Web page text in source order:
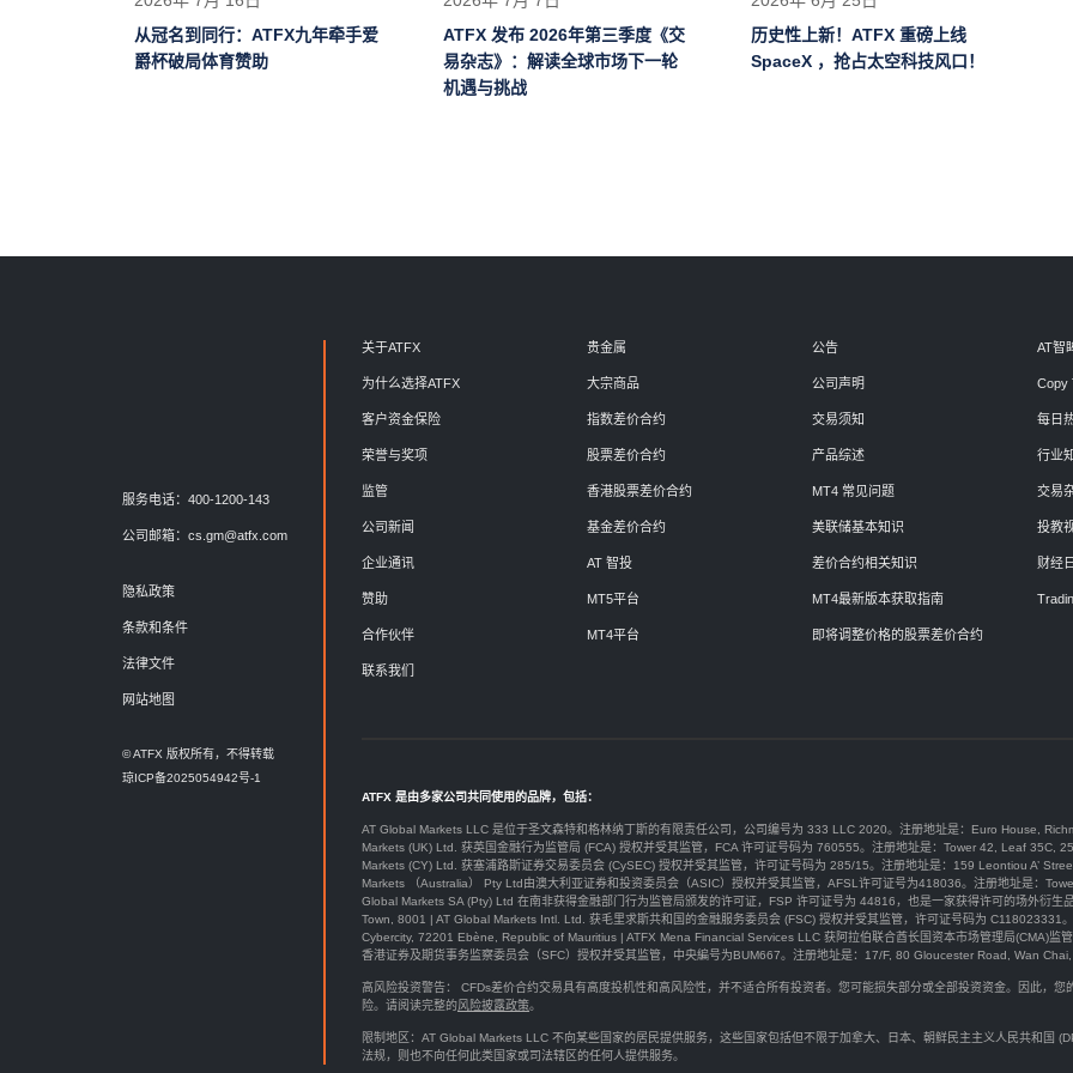
从冠名到同行：ATFX九年牵手爱
爵杯破局体育赞助
ATFX 发布 2026年第三季度《交
易杂志》：解读全球市场下一轮
机遇与挑战
历史性上新！ATFX 重磅上线
SpaceX ，抢占太空科技风口！
服务电话：400-1200-143
公司邮箱： cs.gm@atfx.com
隐私政策
条款和条件
法律文件
网站地图
© ATFX 版权所有，不得转载
琼ICP备2025054942号-1
关于ATFX
为什么选择ATFX
客户资金保险
荣誉与奖项
监管
公司新闻
企业通讯
赞助
合作伙伴
联系我们
贵金属
大宗商品
指数差价合约
股票差价合约
香港股票差价合约
基金差价合约
AT 智投
MT5平台
MT4平台
公告
公司声明
交易须知
产品综述
MT4 常见问题
美联储基本知识
差价合约相关知识
MT4最新版本获取指南
即将调整价格的股票差价合约
AT智
Copy
每日
行业
交易
投教
财经
ATFX 是由多家公司共同使用的品牌，包括：
AT Global Markets LLC 是位于圣文森特和格林纳丁斯的有限责任公司，公司编号为 333 LLC 2020。注册地址是：Euro House,
Markets (UK) Ltd. 获英国金融行为监管局 (FCA) 授权并受其监管，FCA 许可证号码为 760555。注册地址是：Tower 42, Leaf
Markets (CY) Ltd. 获塞浦路斯证券交易委员会 (CySEC) 授权并受其监管，许可证号码为 285/15。注册地址是：159 Leontiou A’
Markets （Australia） Pty Ltd由澳大利亚证券和投资委员会（ASIC）授权并受其监管，AFSL许可证号为418036。注册地址是：
Global Markets SA (Pty) Ltd 在南非获得金融部门行为监管局颁发的许可证，FSP 许可证号为 44816，也是一家获得许可的场外衍
Town, 8001 | AT Global Markets Intl. Ltd. 获毛里求斯共和国的金融服务委员会 (FSC) 授权并受其监管，许可证号码为
Cybercity, 72201 Ebène, Republic of Mauritius | ATFX Mena Financial Services LLC 获阿拉伯联合酋长国资本市场管理局(CMA)
香港证券及期货事务监察委员会（SFC）授权并受其监管，中央編号为BUM667。注册地址是：17/F, 80 Gloucester Road, Wan
高风险投资警告： CFDs差价合约交易具有高度投机性和高风险性，并不适合所有投资者。您可能损失部分或全部投资资金。因此，
险。请阅读完整的风险披露政策。
限制地区：AT Global Markets LLC 不向某些国家的居民提供服务，这些国家包括但不限于加拿大、日本、朝鲜民主主义人民共和国
法规，则也不向任何此类国家或司法辖区的任何人提供服务。